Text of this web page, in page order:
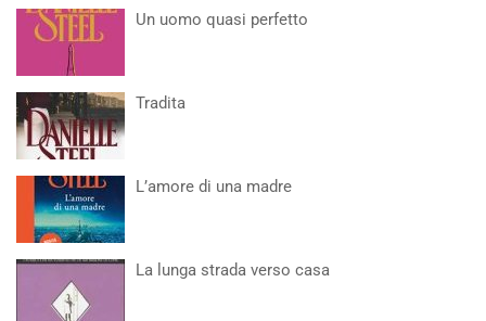
Un uomo quasi perfetto
Tradita
L’amore di una madre
La lunga strada verso casa